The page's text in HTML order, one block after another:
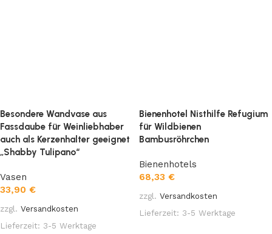
Besondere Wandvase aus
Fassdaube für Weinliebhaber
auch als Kerzenhalter geeignet
„Shabby Tulipano“
Vasen
33,90 €
zzgl. Versandkosten
Lieferzeit: 3-5 Werktage
Bienenhotel Nisthilfe Refugium
für Wildbienen
Bambusröhrchen
Bienenhotels
68,33 €
zzgl. Versandkosten
Lieferzeit: 3-5 Werktage